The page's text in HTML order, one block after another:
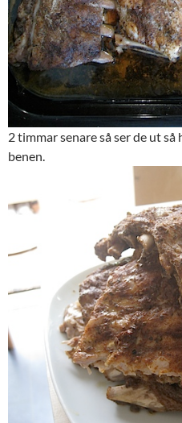
2 timmar senare så ser de ut
benen.